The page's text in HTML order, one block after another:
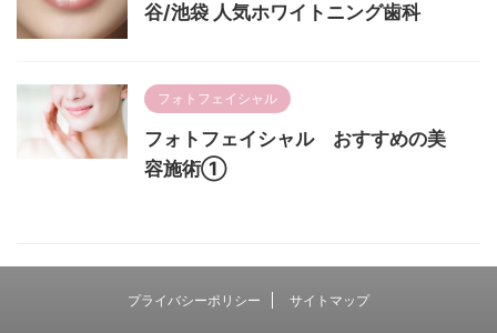
谷/池袋 人気ホワイトニング歯科
フォトフェイシャル
フォトフェイシャル おすすめの美
容施術①
プライバシーポリシー サイトマップ